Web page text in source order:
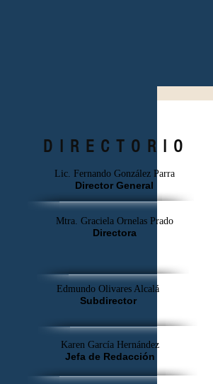
DIRECTORIO
Lic. Fernando González Parra
Director General
Mtra. Graciela Ornelas Prado
Directora
Edmundo Olivares Alcalá
Subdirector
Karen García Hernández
Jefa de Redacción